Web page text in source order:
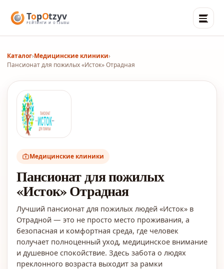
Каталог›Медицинские клиники›
Пансионат для пожилых «Исток» Отрадная
Медицинские клиники
Пансионат для пожилых
«Исток» Отрадная
Лучший пансионат для пожилых людей «Исток» в
Отрадной — это не просто место проживания, а
безопасная и комфортная среда, где человек
получает полноценный уход, медицинское внимание
и душевное спокойствие. Здесь забота о людях
преклонного возраста выходит за рамки